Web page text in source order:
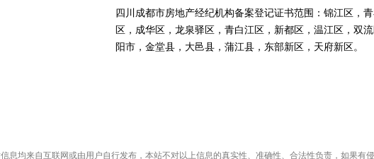
四川成都市房地产经纪机构备案登记证书范围：锦江区，
区，成华区，龙泉驿区，青白江区，新都区，温江区，双
阳市，金堂县，大邑县，蒲江县，东部新区，天府新区。
息均来自互联网或由用户自行发布，本站不对以上信息的真实性、准确性、合法性负责，如果有